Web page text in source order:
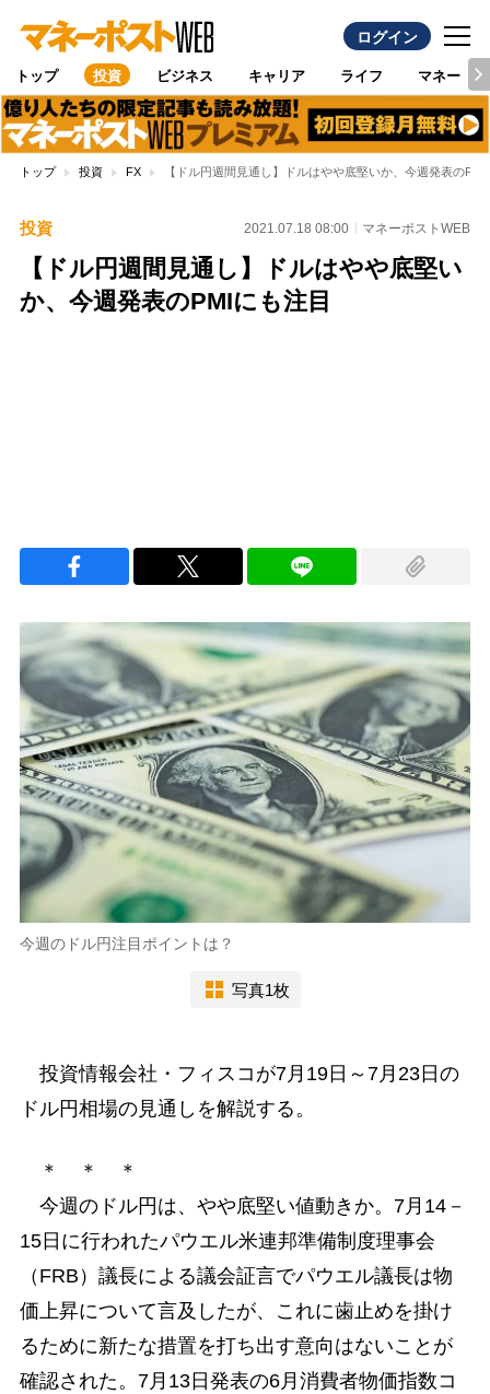
ログイン
トップ 投資 ビジネス キャリア ライフ マネー
トップ 投資 FX 【ドル円週間見通し】ドルはやや底堅いか、今週発表のPMI
投資 2021.07.18 08:00 マネーポストWEB
【ドル円週間見通し】ドルはやや底堅い
か、今週発表のPMIにも注目
今週のドル円注目ポイントは？
写真1枚
投資情報会社・フィスコが7月19日～7月23日の
ドル円相場の見通しを解説する。
＊ ＊ ＊
今週のドル円は、やや底堅い値動きか。7月14－
15日に行われたパウエル米連邦準備制度理事会
（FRB）議長による議会証言でパウエル議長は物
価上昇について言及したが、これに歯止めを掛け
るために新たな措置を打ち出す意向はないことが
確認された。7月13日発表の6月消費者物価指数コ